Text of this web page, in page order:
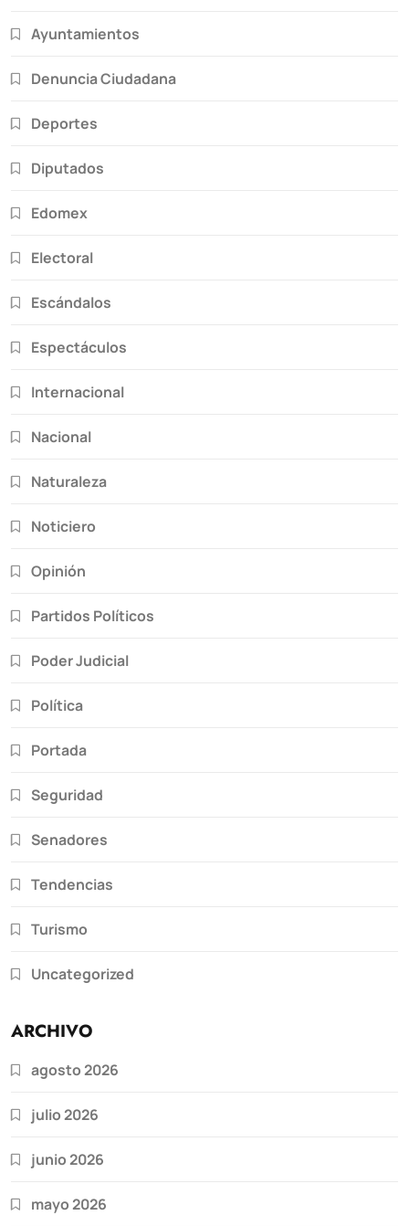
Ayuntamientos
Denuncia Ciudadana
Deportes
Diputados
Edomex
Electoral
Escándalos
Espectáculos
Internacional
Nacional
Naturaleza
Noticiero
Opinión
Partidos Políticos
Poder Judicial
Política
Portada
Seguridad
Senadores
Tendencias
Turismo
Uncategorized
ARCHIVO
agosto 2026
julio 2026
junio 2026
mayo 2026